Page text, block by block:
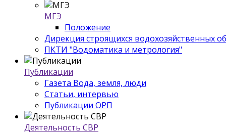
МГЭ
Положение
Дирекция строящихся водохозяйственных
ПКТИ "Водоматика и метрология"
Публикации
Газета Вода, земля, люди
Статьи, интервью
Публикации ОРП
Деятельность СВР